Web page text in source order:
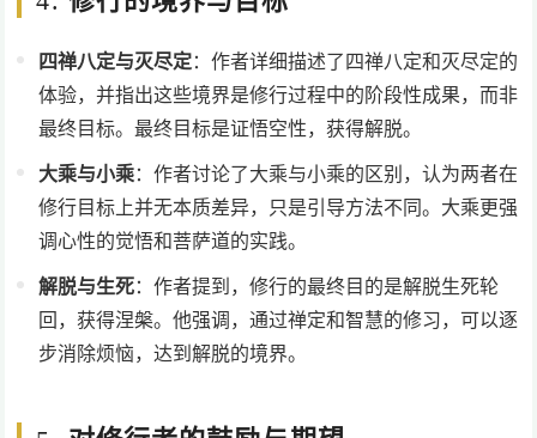
四禅八定与灭尽定：作者详细描述了四禅八定和灭尽定的
体验，并指出这些境界是修行过程中的阶段性成果，而非
最终目标。最终目标是证悟空性，获得解脱。
大乘与小乘：作者讨论了大乘与小乘的区别，认为两者在
修行目标上并无本质差异，只是引导方法不同。大乘更强
调心性的觉悟和菩萨道的实践。
解脱与生死：作者提到，修行的最终目的是解脱生死轮
回，获得涅槃。他强调，通过禅定和智慧的修习，可以逐
步消除烦恼，达到解脱的境界。